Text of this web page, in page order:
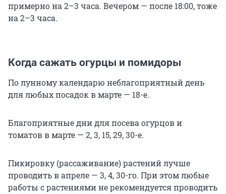
примерно на 2–3 часа. Вечером — после 18:00, тоже
на 2–3 часа.
Когда сажать огурцы и помидоры
По лунному календарю неблагоприятный день
для любых посадок в марте — 18-е.
Благоприятные дни для посева огурцов и
томатов в марте — 2, 3, 15, 29, 30-е.
Пикировку (рассаживание) растений лучше
проводить в апреле — 3, 4, 30-го. При этом любые
работы с растениями не рекомендуется проводить